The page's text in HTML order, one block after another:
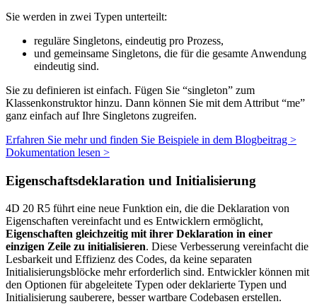
Sie werden in zwei Typen unterteilt:
reguläre Singletons, eindeutig pro Prozess,
und gemeinsame Singletons, die für die gesamte Anwendung
eindeutig sind.
Sie zu definieren ist einfach. Fügen Sie “singleton” zum
Klassenkonstruktor hinzu. Dann können Sie mit dem Attribut “me”
ganz einfach auf Ihre Singletons zugreifen.
Erfahren Sie mehr und finden Sie Beispiele in dem Blogbeitrag >
Dokumentation lesen >
Eigenschaftsdeklaration und Initialisierung
4D 20 R5 führt eine neue Funktion ein, die die Deklaration von
Eigenschaften vereinfacht und es Entwicklern ermöglicht,
Eigenschaften gleichzeitig mit ihrer Deklaration in einer
einzigen Zeile zu initialisieren. Diese Verbesserung vereinfacht die
Lesbarkeit und Effizienz des Codes, da keine separaten
Initialisierungsblöcke mehr erforderlich sind. Entwickler können mit
den Optionen für abgeleitete Typen oder deklarierte Typen und
Initialisierung sauberere, besser wartbare Codebasen erstellen.